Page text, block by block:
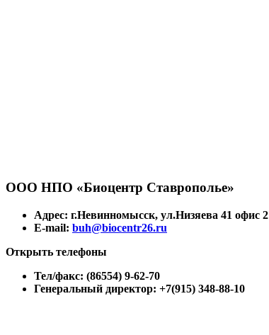
ООО НПО «Биоцентр Ставрополье»
Адрес: г.Невинномысск, ул.Низяева 41 офис 2
E-mail: buh@biocentr26.ru
Открыть телефоны
Тел/факс: (86554) 9-62-70
Генеральный директор: +7(915) 348-88-10